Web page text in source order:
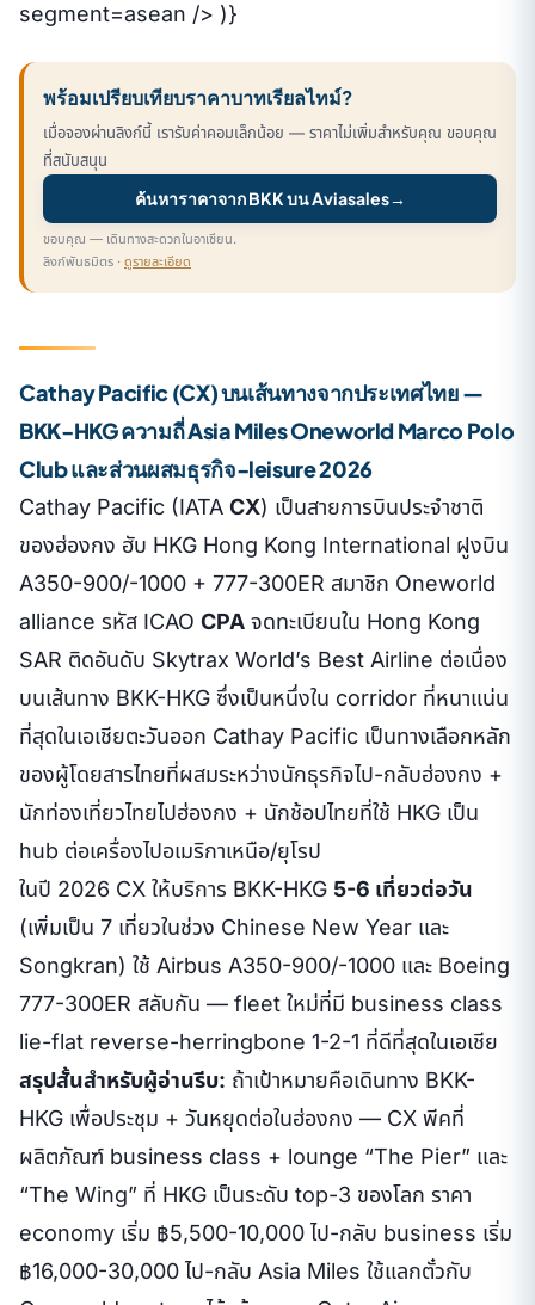
segment=asean /> )}
พร้อมเปรียบเทียบราคาบาทเรียลไทม์?
เมื่อจองผ่านลิงก์นี้ เรารับค่าคอมเล็กน้อย — ราคาไม่เพิ่มสำหรับคุณ ขอบคุณ
ที่สนับสนุน
ค้นหาราคาจาก BKK บน Aviasales→
ขอบคุณ — เดินทางสะดวกในอาเซียน.
ลิงก์พันธมิตร · ดูรายละเอียด
Cathay Pacific (CX) บนเส้นทางจากประเทศไทย —
BKK-HKG ความถี่ Asia Miles Oneworld Marco Polo
Club และส่วนผสมธุรกิจ-leisure 2026
Cathay Pacific (IATA CX) เป็นสายการบินประจำชาติ
ของฮ่องกง ฮับ HKG Hong Kong International ฝูงบิน
A350-900/-1000 + 777-300ER สมาชิก Oneworld
alliance รหัส ICAO CPA จดทะเบียนใน Hong Kong
SAR ติดอันดับ Skytrax World’s Best Airline ต่อเนื่อง
บนเส้นทาง BKK-HKG ซึ่งเป็นหนึ่งใน corridor ที่หนาแน่น
ที่สุดในเอเชียตะวันออก Cathay Pacific เป็นทางเลือกหลัก
ของผู้โดยสารไทยที่ผสมระหว่างนักธุรกิจไป-กลับฮ่องกง +
นักท่องเที่ยวไทยไปฮ่องกง + นักช้อปไทยที่ใช้ HKG เป็น
hub ต่อเครื่องไปอเมริกาเหนือ/ยุโรป
ในปี 2026 CX ให้บริการ BKK-HKG 5-6 เที่ยวต่อวัน
(เพิ่มเป็น 7 เที่ยวในช่วง Chinese New Year และ
Songkran) ใช้ Airbus A350-900/-1000 และ Boeing
777-300ER สลับกัน — fleet ใหม่ที่มี business class
lie-flat reverse-herringbone 1-2-1 ที่ดีที่สุดในเอเชีย
สรุปสั้นสำหรับผู้อ่านรีบ: ถ้าเป้าหมายคือเดินทาง BKK-
HKG เพื่อประชุม + วันหยุดต่อในฮ่องกง — CX พีคที่
ผลิตภัณฑ์ business class + lounge “The Pier” และ
“The Wing” ที่ HKG เป็นระดับ top-3 ของโลก ราคา
economy เริ่ม ฿5,500-10,000 ไป-กลับ business เริ่ม
฿16,000-30,000 ไป-กลับ Asia Miles ใช้แลกตั๋วกับ